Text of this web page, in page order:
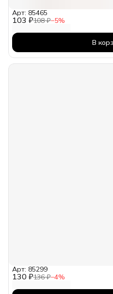
103 ₽108 ₽−5%
Арт: 85465
В
130 ₽136 ₽−4%
Арт: 85299